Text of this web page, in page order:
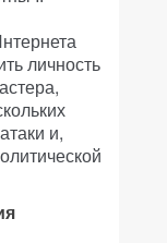
личность
и,